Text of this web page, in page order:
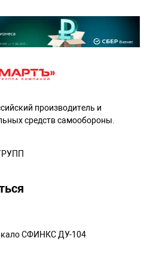
производитель и
средств самообороны.
СФИНКС ДУ-104